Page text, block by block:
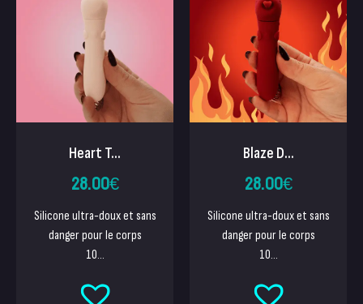
Heart T...
28.00€
Silicone ultra-doux et sans
danger pour le corps
10...
Blaze D...
28.00€
Silicone ultra-doux et sans
danger pour le corps
10...